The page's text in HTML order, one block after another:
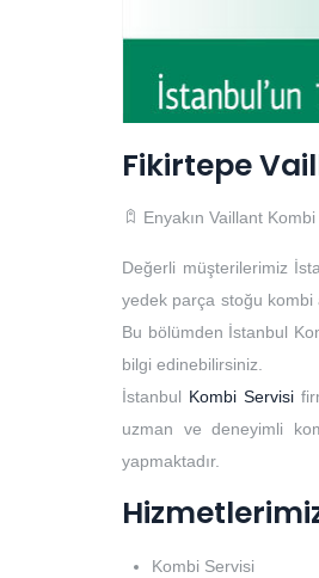
Fikirtepe
Enyakın Vaillant
Değerli müşterilerimiz
yedek parça stoğu kombi
Bu bölümden İstanbul
bilgi edinebilirsiniz.
İstanbul Kombi Servisi
uzman ve deneyimli
yapmaktadır.
Kombi Servisi